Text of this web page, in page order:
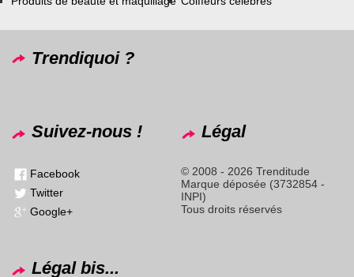
Trendiquoi ?
Suivez-nous !
Facebook
Twitter
Google+
Légal
© 2008 - 2026 Trenditude
Marque déposée (3732854 -
INPI)
Tous droits réservés
Légal bis...